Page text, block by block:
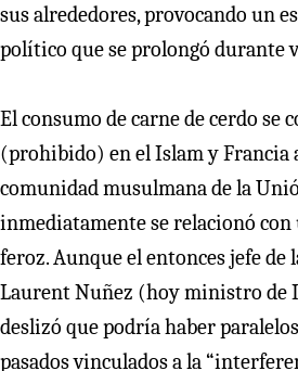
sus alrededores, provocando un
político que se prolongó durante
El consumo de carne de cerdo se
(prohibido) en el Islam y Francia
comunidad musulmana de la
inmediatamente se relacionó
feroz. Aunque el entonces jefe de
Laurent Nuñez (hoy ministro de
deslizó que podría haber
pasados vinculados a la